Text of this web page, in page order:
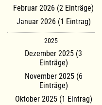
Februar 2026 (2 Einträge)
Januar 2026 (1 Eintrag)
2025
Dezember 2025 (3
Einträge)
November 2025 (6
Einträge)
Oktober 2025 (1 Eintrag)